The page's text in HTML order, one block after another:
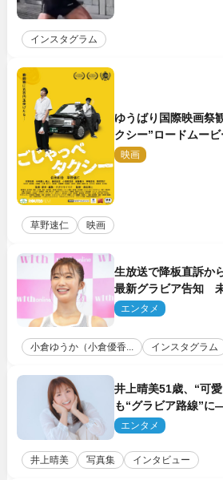
インスタグラム
ゆうばり国際映画祭
クシー”ロードムー
ー』10月公開＆予告
映画
草野速仁 映画
生放送で降板直訴か
最新グラビア告知
に反響
エンタメ
小倉ゆうか（小倉優香... インスタグラム
井上晴美51歳、“可
も“グラビア路線”
裸々に語る 27年ぶ
エンタメ
井上晴美 写真集 インタビュー